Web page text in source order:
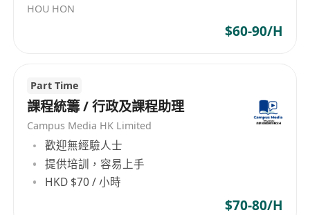
HOU HON
$60-90/H
Part Time
課程統籌 / 行政及課程助理
Campus Media HK Limited
歡迎無經驗人士
提供培訓，容易上手
HKD $70 / 小時
$70-80/H